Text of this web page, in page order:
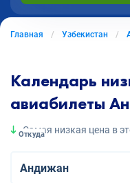
Главная Узбекистан
Календарь
авиабилеты
Самая низкая цена в
Откуда